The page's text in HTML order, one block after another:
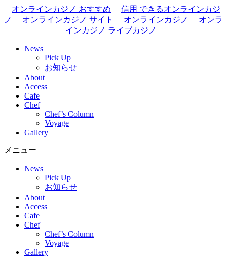
オンラインカジノ おすすめ
信用 できるオンラインカジ
ノ
オンラインカジノ サイト オンラインカジノ
オンラ
インカジノ ライブカジノ
News
Pick Up
お知らせ
About
Access
Cafe
Chef
Chef’s Column
Voyage
Gallery
メニュー
News
Pick Up
お知らせ
About
Access
Cafe
Chef
Chef’s Column
Voyage
Gallery